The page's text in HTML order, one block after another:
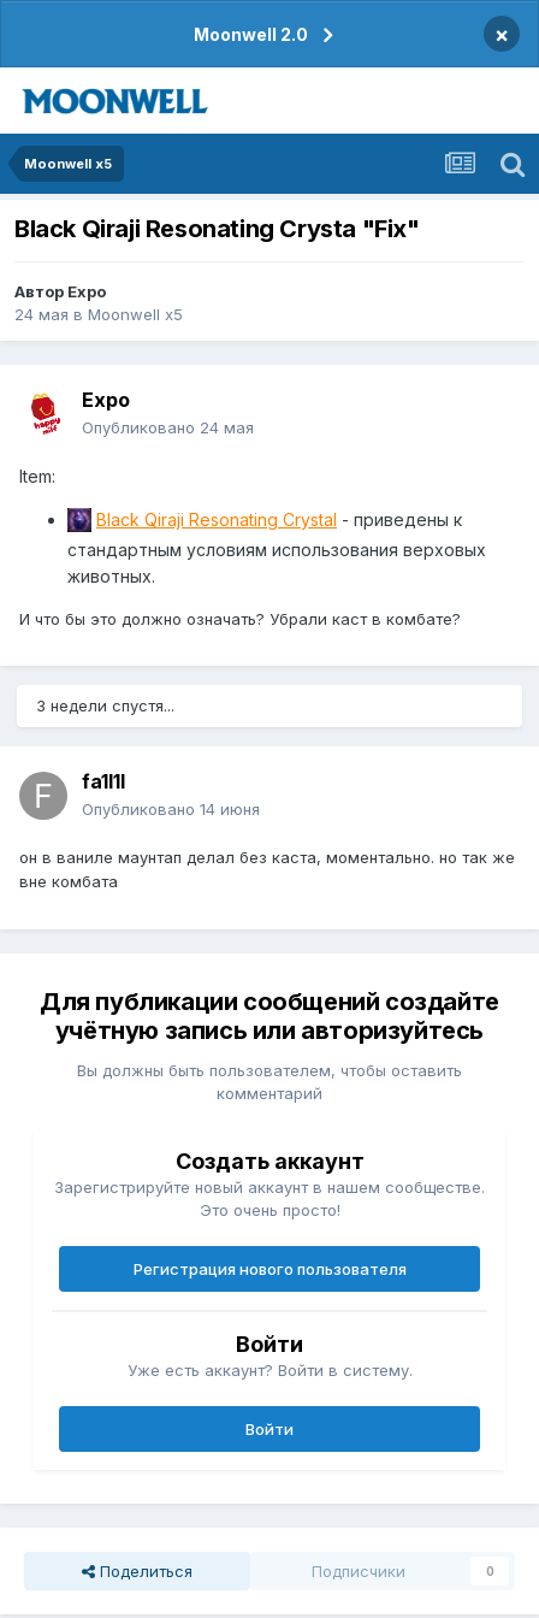
Moonwell 2.0 ×
Moonwell x5
Black Qiraji Resonating Crysta "Fix"
Автор Expo
24 мая в Moonwell x5
Expo
Опубликовано 24 мая
Item:
Black Qiraji Resonating Crystal - приведены к
стандартным условиям использования верховых
животных.
И что бы это должно означать? Убрали каст в комбате?
3 недели спустя...
fa1l1l
Опубликовано 14 июня
он в ваниле маунтап делал без каста, моментально. но так же
вне комбата
Для публикации сообщений создайте
учётную запись или авторизуйтесь
Вы должны быть пользователем, чтобы оставить
комментарий
Создать аккаунт
Зарегистрируйте новый аккаунт в нашем сообществе.
Это очень просто!
Регистрация нового пользователя
Войти
Уже есть аккаунт? Войти в систему.
Войти
Поделиться Подписчики 0